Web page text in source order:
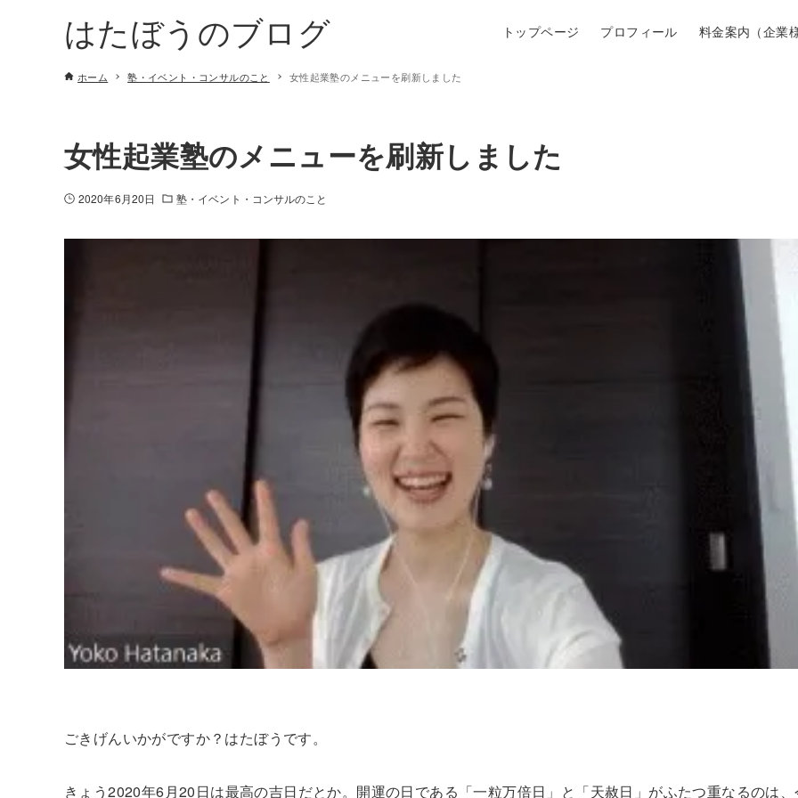
はたぼうのブログ トップページ プロフィール 料金案内（企業
ホーム 塾・イベント・コンサルのこと 女性起業塾のメニューを刷新しました
女性起業塾のメニューを刷新しました
2020年6月20日 塾・イベント・コンサルのこと
ごきげんいかがですか？はたぼうです。
きょう2020年6月20日は最高の吉日だとか。開運の日である「一粒万倍日」と「天赦日」がふたつ重なるのは